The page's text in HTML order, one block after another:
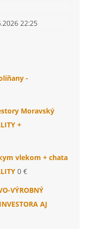
22:25
-
Moravský
+
vlekom + chata
0 €
VÝROBNÝ
AJ